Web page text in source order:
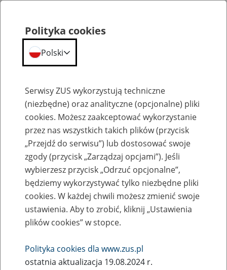
Szkolenia
Zaproś ZUS do siebie - zakładanie profili
eZUS w siedzibie Twojej firmy
Rodzaj wydarzenia
Szkolenia
Polityka cookies
Polski
Serwisy ZUS wykorzystują techniczne
(niezbędne) oraz analityczne (opcjonalne) pliki
cookies. Możesz zaakceptować wykorzystanie
przez nas wszystkich takich plików (przycisk
„Przejdź do serwisu”) lub dostosować swoje
zgody (przycisk „Zarządzaj opcjami”). Jeśli
wybierzesz przycisk „Odrzuć opcjonalne”,
będziemy wykorzystywać tylko niezbędne pliki
cookies. W każdej chwili możesz zmienić swoje
ustawienia. Aby to zrobić, kliknij „Ustawienia
plików cookies” w stopce.
Polityka cookies dla www.zus.pl
ostatnia aktualizacja 19.08.2024 r.